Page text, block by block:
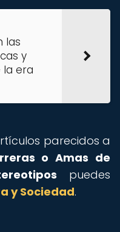
las
y
la era
parecidos a
o Amas de
puedes
y Sociedad.